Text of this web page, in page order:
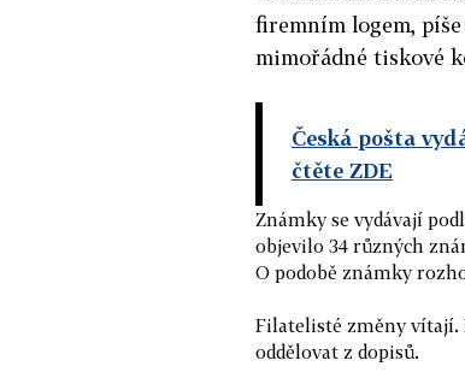
firemním logem,
mimořádné tiskové
Česká pošta
čtěte ZDE
Známky se vydávají
objevilo 34 různých
O podobě známky
Filatelisté změny vítají.
oddělovat z dopisů.